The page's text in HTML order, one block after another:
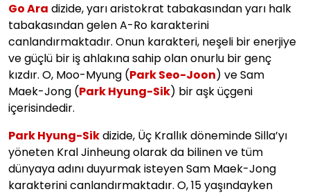
Go Ara dizide, yarı aristokrat tabakasından yarı halk
tabakasından gelen A-Ro karakterini
canlandırmaktadır. Onun karakteri, neşeli bir enerjiye
ve güçlü bir iş ahlakına sahip olan onurlu bir genç
kızdır. O, Moo-Myung (Park Seo-Joon) ve Sam
Maek-Jong (Park Hyung-Sik) bir aşk üçgeni
içerisindedir.
Park Hyung-Sikdizide, Üç Krallık döneminde Silla’yı
yöneten Kral Jinheung olarak da bilinen ve tüm
dünyaya adını duyurmak isteyen Sam Maek-Jong
karakterini canlandırmaktadır. O, 15 yaşındayken